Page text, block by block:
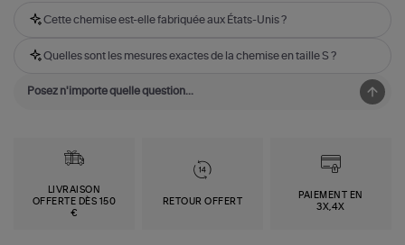
Cette chemise est-elle fabriquée aux États-Unis ?
Quelles sont les mesures exactes de la chemise en taille S ?
LIVRAISON
OFFERTE DÈS 150
€
RETOUR OFFERT
PAIEMENT EN
3X,4X